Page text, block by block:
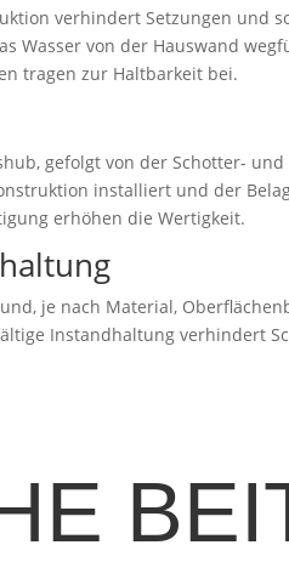
verhindert Setzungen und
Wasser von der Hauswand
tragen zur Haltbarkeit bei.
gefolgt von der Schotter-
installiert und der
erhöhen die Wertigkeit.
je nach Material,
Instandhaltung verhindert